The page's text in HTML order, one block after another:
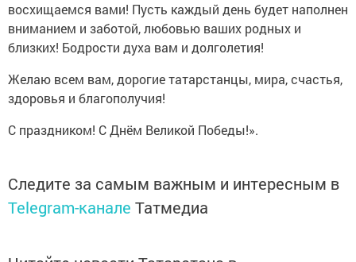
восхищаемся вами! Пусть каждый день будет наполнен
вниманием и заботой, любовью ваших родных и
близких! Бодрости духа вам и долголетия!
Желаю всем вам, дорогие татарстанцы, мира, счастья,
здоровья и благополучия!
С праздником! С Днём Великой Победы!».
Следите за самым важным и интересным в
Telegram-канале Татмедиа